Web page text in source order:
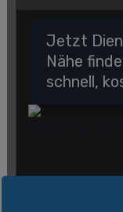
Jetzt
Nähe
schnell,